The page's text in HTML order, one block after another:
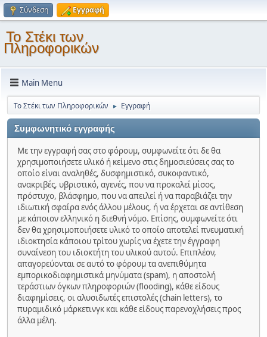
Σύνδεση Εγγραφή
Το Στέκι των
Πληροφορικών
Main Menu
Το Στέκι των Πληροφορικών ► Εγγραφή
Συμφωνητικό εγγραφής
Με την εγγραφή σας στο φόρουμ, συμφωνείτε ότι δε θα
χρησιμοποιήσετε υλικό ή κείμενο στις δημοσιεύσεις σας το
οποίο είναι αναληθές, δυσφημιστικό, συκοφαντικό,
ανακριβές, υβριστικό, αγενές, που να προκαλεί μίσος,
πρόστυχο, βλάσφημο, που να απειλεί ή να παραβιάζει την
ιδιωτική σφαίρα ενός άλλου μέλους, ή να έρχεται σε αντίθεση
με κάποιον ελληνικό η διεθνή νόμο. Επίσης, συμφωνείτε ότι
δεν θα χρησιμοποιήσετε υλικό το οποίο αποτελεί πνευματική
ιδιοκτησία κάποιου τρίτου χωρίς να έχετε την έγγραφη
συναίνεση του ιδιοκτήτη του υλικού αυτού. Επιπλέον,
απαγορεύονται σε αυτό το φόρουμ τα ανεπιθύμητα
εμπορικοδιαφημιστικά μηνύματα (spam), η αποστολή
τεράστιων όγκων πληροφοριών (flooding), κάθε είδους
διαφημίσεις, οι αλυσιδωτές επιστολές (chain letters), το
πυραμιδικό μάρκετινγκ και κάθε είδους παρενοχλήσεις προς
άλλα μέλη.